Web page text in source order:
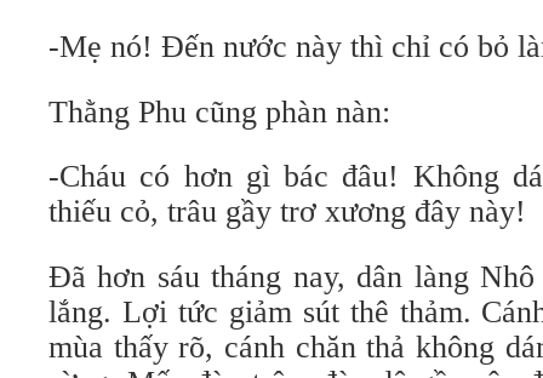
-Mẹ nó! Đến nước này thì chỉ có bỏ
Thằng Phu cũng phàn nàn:
-Cháu có hơn gì bác đâu! Không
thiếu cỏ, trâu gầy trơ xương đây này!
Đã hơn sáu tháng nay, dân làng
lắng. Lợi tức giảm sút thê thảm.
mùa thấy rõ, cánh chăn thả không